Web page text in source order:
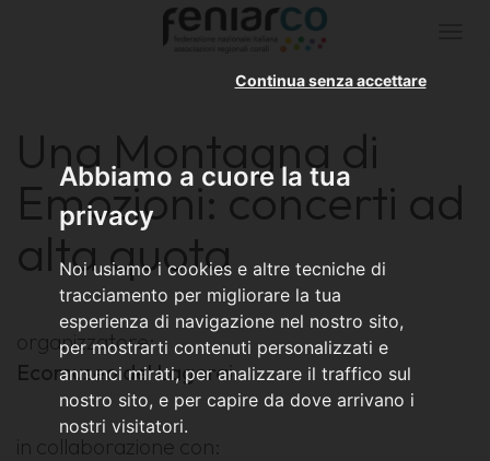
Abbiamo a cuore la tua
privacy
Noi usiamo i cookies e altre tecniche di
tracciamento per migliorare la tua
esperienza di navigazione nel nostro sito,
per mostrarti contenuti personalizzati e
annunci mirati, per analizzare il traffico sul
nostro sito, e per capire da dove arrivano i
nostri visitatori.
Continua senza accettare
Una Montagna di
Emozioni: concerti ad
alta quota
organizzatore:
Ecomuseo del Lagorai
in collaborazione con: